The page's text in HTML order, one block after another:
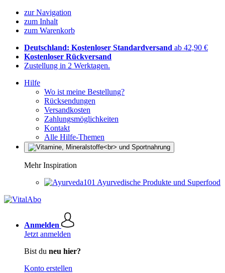
zur Navigation
zum Inhalt
zum Warenkorb
Deutschland: Kostenloser Standardversand ab 42,90 €
Kostenloser Rückversand
Zustellung in 2 Werktagen.
Hilfe
Wo ist meine Bestellung?
Rücksendungen
Versandkosten
Zahlungsmöglichkeiten
Kontakt
Alle Hilfe-Themen
Mehr Inspiration
Ayurvedische Produkte und Superfood
Anmelden
Jetzt anmelden
Bist du neu hier?
Konto erstellen